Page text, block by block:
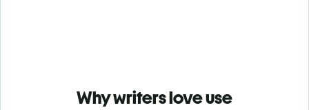
Why writers love use